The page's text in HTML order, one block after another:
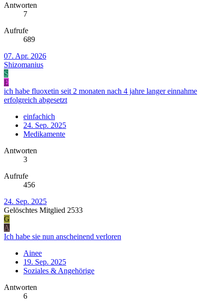
Antworten
7
Aufrufe
689
07. Apr. 2026
Shizomanius
S
E
ich habe fluoxetin seit 2 monaten nach 4 jahre langer einnahme
erfolgreich abgesetzt
einfachich
24. Sep. 2025
Medikamente
Antworten
3
Aufrufe
456
24. Sep. 2025
Gelöschtes Mitglied 2533
G
A
Ich habe sie nun anscheinend verloren
Ainee
19. Sep. 2025
Soziales & Angehörige
Antworten
6